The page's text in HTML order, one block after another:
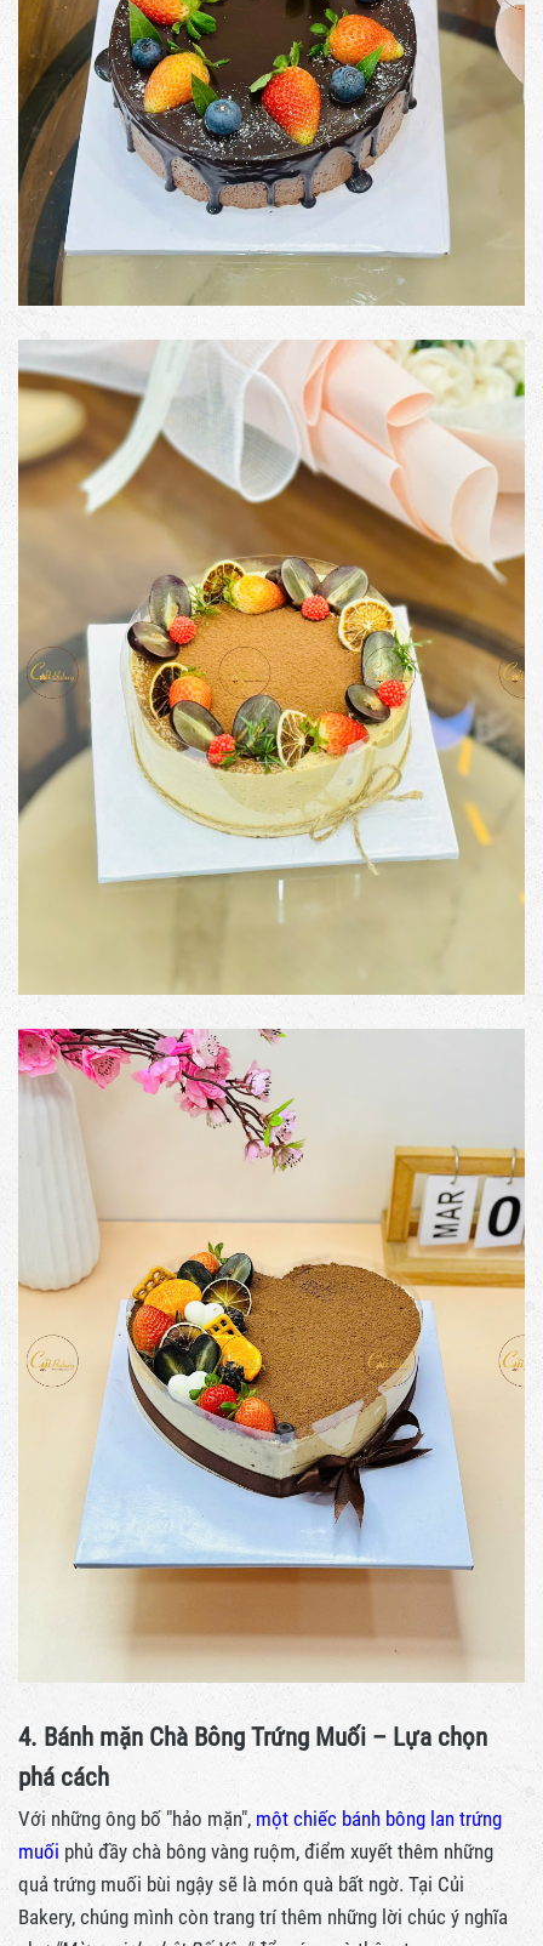
4. Bánh mặn Chà Bông Trứng Muối – Lựa chọn
phá cách
Với những ông bố "hảo mặn", một chiếc bánh bông lan trứng
muối phủ đầy chà bông vàng ruộm, điểm xuyết thêm những
quả trứng muối bùi ngậy sẽ là món quà bất ngờ. Tại Củi
Bakery, chúng mình còn trang trí thêm những lời chúc ý nghĩa